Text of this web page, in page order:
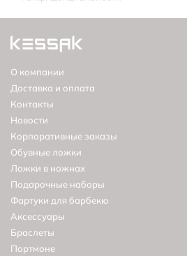
О компании
Доставка и оплата
Контакты
Новости
Корпоративные заказы
Обувные ложки
Ложки в ножнах
Подарочные наборы
Фартуки для барбекю
Аксессуары
Браслеты
Портмоне